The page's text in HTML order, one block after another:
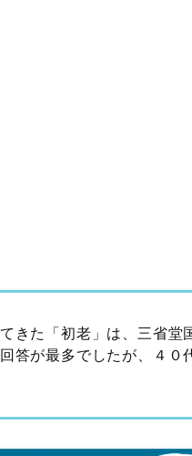
きた「初老」は、三省堂
答が最多でしたが、４０